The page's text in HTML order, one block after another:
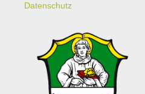
Datenschutz